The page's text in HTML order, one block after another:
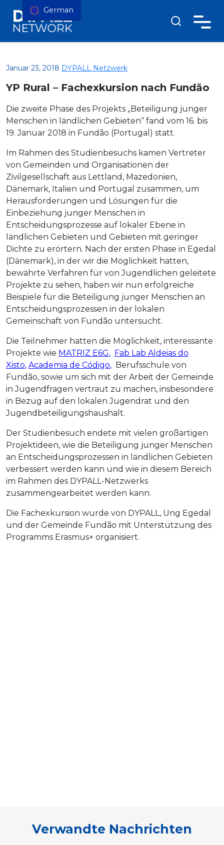
Januar 23, 2018 DYPALL Netzwerk
YP Rural – Fachexkursion nach Fundão
Die zweite Phase des Projekts „Beteiligung junger
Menschen in ländlichen Gebieten“ fand vom 16. bis
19. Januar 2018 in Fundão (Portugal) statt.
Im Rahmen des Studienbesuchs kamen Vertreter
von Gemeinden und Organisationen der
Zivilgesellschaft aus Lettland, Mazedonien,
Dänemark, Italien und Portugal zusammen, um
Herausforderungen und Lösungen für die
Einbeziehung junger Menschen in
Entscheidungsprozesse auf lokaler Ebene in
ländlichen Gebieten und Gebieten mit geringer
Dichte zu erörtern. Nach der ersten Phase in Egedal
(Dänemark), in der wir die Möglichkeit hatten,
bewährte Verfahren für von Jugendlichen geleitete
Projekte zu sehen, haben wir nun erfolgreiche
Beispiele für die Beteiligung junger Menschen an
Entscheidungsprozessen in der lokalen
Gemeinschaft von Fundão untersucht.
Die Teilnehmer hatten die Möglichkeit, interessante
Projekte wie MATRIZ E6G, Fab Lab Aldeias do
Xisto, Academia de Código, Berufsschule von
Fundão, sowie um sich mit der Arbeit der Gemeinde
in Jugendfragen vertraut zu machen, insbesondere
in Bezug auf den lokalen Jugendrat und den
Jugendbeteiligungshaushalt.
Der Studienbesuch endete mit vielen großartigen
Projektideen, wie die Beteiligung junger Menschen
an Entscheidungsprozessen in ländlichen Gebieten
verbessert werden kann und wie in diesem Bereich
im Rahmen des DYPALL-Netzwerks
zusammengearbeitet werden kann.
Die Fachexkursion wurde von DYPALL, Ung Egedal
und der Gemeinde Fundão mit Unterstützung des
Programms Erasmus+ organisiert.
Verwandte Nachrichten
German